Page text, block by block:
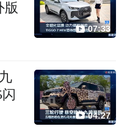
版
07:33
04:27